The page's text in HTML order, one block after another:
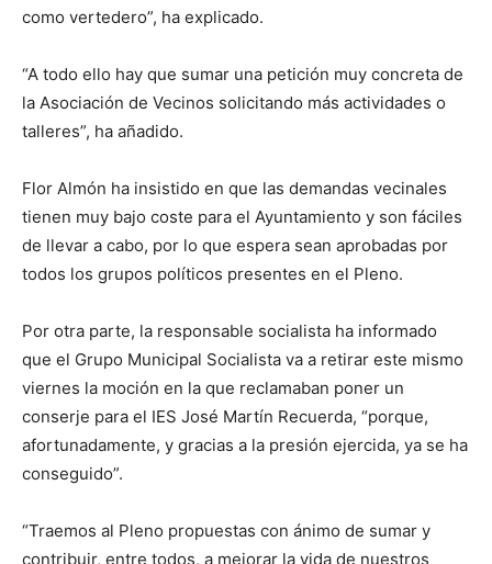
como vertedero”, ha explicado.
“A todo ello hay que sumar una petición muy concreta de
la Asociación de Vecinos solicitando más actividades o
talleres”, ha añadido.
Flor Almón ha insistido en que las demandas vecinales
tienen muy bajo coste para el Ayuntamiento y son fáciles
de llevar a cabo, por lo que espera sean aprobadas por
todos los grupos políticos presentes en el Pleno.
Por otra parte, la responsable socialista ha informado
que el Grupo Municipal Socialista va a retirar este mismo
viernes la moción en la que reclamaban poner un
conserje para el IES José Martín Recuerda, “porque,
afortunadamente, y gracias a la presión ejercida, ya se ha
conseguido”.
“Traemos al Pleno propuestas con ánimo de sumar y
contribuir, entre todos, a mejorar la vida de nuestros